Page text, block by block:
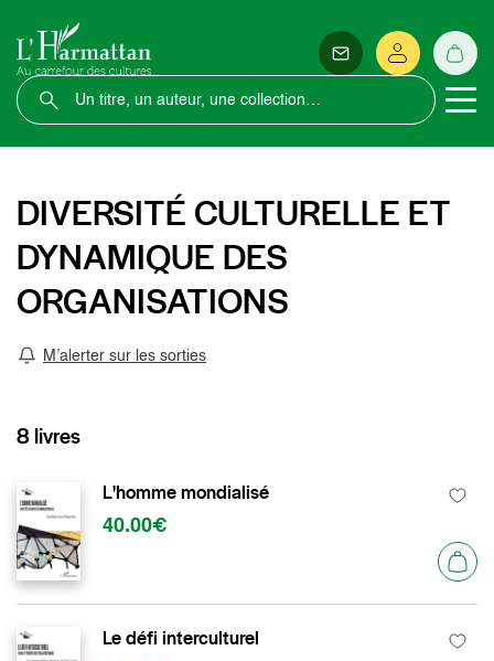
DIVERSITÉ CULTURELLE ET
DYNAMIQUE DES
ORGANISATIONS
M’alerter sur les sorties
8 livres
L'homme mondialisé
40.00€
Le défi interculturel